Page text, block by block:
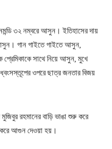
৩২ নম্বরে আসুন। ইতিহাসের দায়
গান গাইতে গাইতে আসুন,
সাথে নিয়ে আসুন, মুখে
ওপরে ছাত্র জনতার বিজয়
রহমানের বাড়ি ভাঙা শুরু করে
আগুন দেওয়া হয়।